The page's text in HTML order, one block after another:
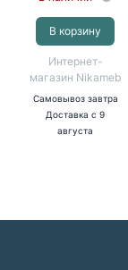
В корзину
Интернет-
магазин Nikameb
Самовывоз завтра
Доставка с 9
августа